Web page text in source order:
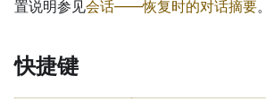
置说明参见会话——恢复时的对话摘要。
快捷键